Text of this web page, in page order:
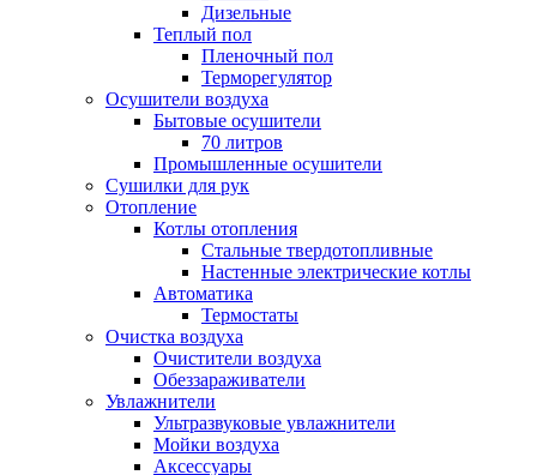
Дизельные
Теплый пол
Пленочный пол
Терморегулятор
Осушители воздуха
Бытовые осушители
70 литров
Промышленные осушители
Сушилки для рук
Отопление
Котлы отопления
Стальные твердотопливные
Настенные электрические котлы
Автоматика
Термостаты
Очистка воздуха
Очистители воздуха
Обеззараживатели
Увлажнители
Ультразвуковые увлажнители
Мойки воздуха
Аксессуары